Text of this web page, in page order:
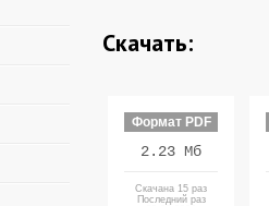
Скачать:
Формат PDF
2.23 Мб
Скачана 15 раз
Последний раз